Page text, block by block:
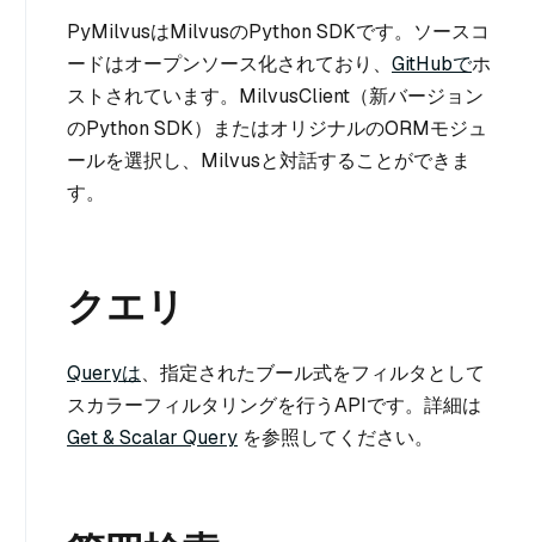
PyMilvusはMilvusのPython SDKです。ソースコ
ードはオープンソース化されており、 GitHubでホ
ストされています。MilvusClient（新バージョン
のPython SDK）またはオリジナルのORMモジュ
ールを選択し、Milvusと対話することができま
す。
クエリ
Queryは、指定されたブール式をフィルタとして
スカラーフィルタリングを行うAPIです。詳細は
Get & Scalar Query を参照してください。